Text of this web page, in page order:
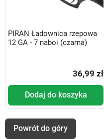
PIRAN Ładownica rzepowa
12 GA - 7 naboi (czarna)
36,99 zł
Dodaj do koszyka
Powrót do góry